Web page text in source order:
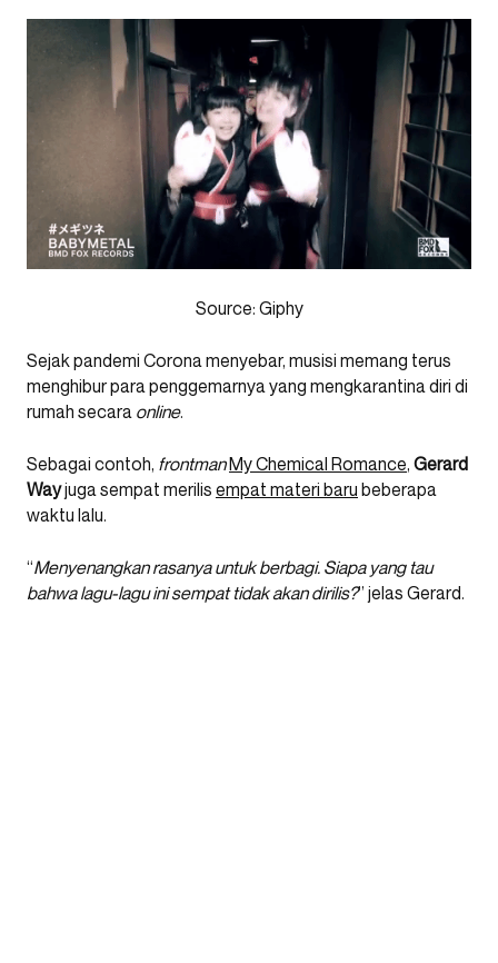
Source: Giphy
Sejak pandemi Corona menyebar, musisi memang terus
menghibur para penggemarnya yang mengkarantina diri di
rumah secara online.
Sebagai contoh, frontmanMy Chemical Romance, Gerard
Wayjuga sempat merilis empat materi baru beberapa
waktu lalu.
“Menyenangkan rasanya untuk berbagi. Siapa yang tau
bahwa lagu-lagu ini sempat tidak akan dirilis?” jelas Gerard.